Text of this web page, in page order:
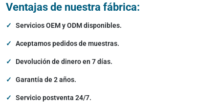
Ventajas de nuestra fábrica:
Servicios OEM y ODM disponibles.
Aceptamos pedidos de muestras.
Devolución de dinero en 7 días.
Garantía de 2 años.
Servicio postventa 24/7.